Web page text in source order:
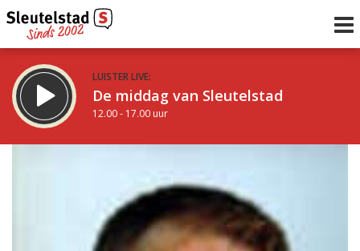
LUISTER LIVE:
De middag van Sleutelstad
12.00 - 17.00 uur
uur 1 van 0